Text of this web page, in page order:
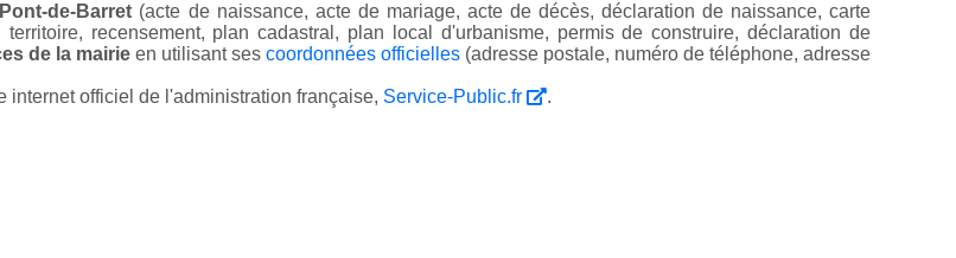
de-Barret (acte de naissance, acte de mariage, acte de décès, déclaration de naissance, carte
recensement, plan cadastral, plan local d'urbanisme, permis de construire, déclaration de
de la mairie en utilisant ses coordonnées officielles (adresse postale, numéro de téléphone, adresse
internet officiel de l'administration française, Service-Public.fr .